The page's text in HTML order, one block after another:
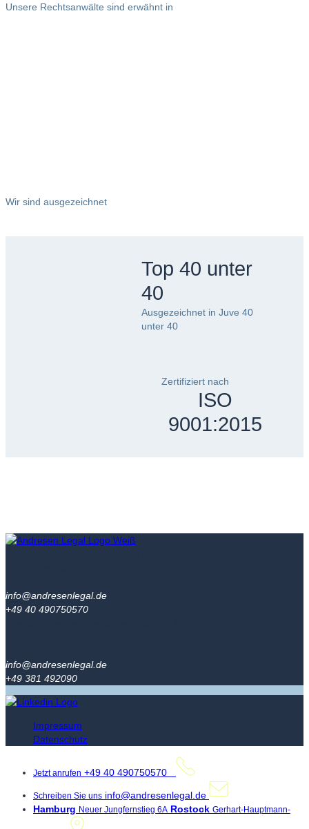
Unsere Rechtsanwälte sind erwähnt in
Wir sind ausgezeichnet
Top 40 unter
40
Ausgezeichnet in Juve 40
unter 40
Zertifiziert nach
ISO
9001:2015
info@andresenlegal.de
+49 40 490750570
info@andresenlegal.de
+49 381 492090
Impressum
Datenschutz
Jetzt anrufen +49 40 490750570
Schreiben Sie uns info@andresenlegal.de
Hamburg Neuer Jungfernstieg 6A Rostock Gerhart-Hauptmann-